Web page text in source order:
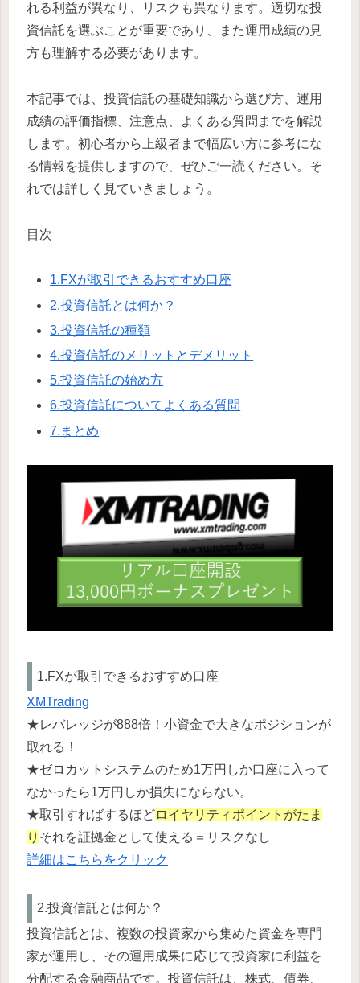
れる利益が異なり、リスクも異なります。適切な投
資信託を選ぶことが重要であり、また運用成績の見
方も理解する必要があります。
本記事では、投資信託の基礎知識から選び方、運用
成績の評価指標、注意点、よくある質問までを解説
します。初心者から上級者まで幅広い方に参考にな
る情報を提供しますので、ぜひご一読ください。そ
れでは詳しく見ていきましょう。
目次
1.FXが取引できるおすすめ口座
2.投資信託とは何か？
3.投資信託の種類
4.投資信託のメリットとデメリット
5.投資信託の始め方
6.投資信託についてよくある質問
7.まとめ
1.FXが取引できるおすすめ口座
XMTrading
★レバレッジが888倍！小資金で大きなポジションが
取れる！
★ゼロカットシステムのため1万円しか口座に入って
なかったら1万円しか損失にならない。
★取引すればするほどロイヤリティポイントがたま
り それを証拠金として使える＝リスクなし
詳細はこちらをクリック
2.投資信託とは何か？
投資信託とは、複数の投資家から集めた資金を専門
家が運用し、その運用成果に応じて投資家に利益を
分配する金融商品です。投資信託は、株式、債券、